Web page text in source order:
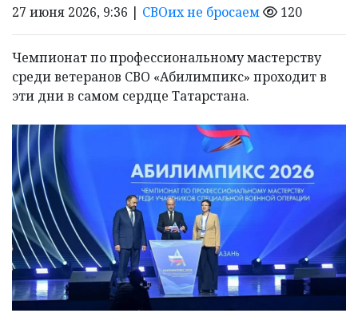
27 июня 2026, 9:36 | СВОих не бросаем 120
Чемпионат по профессиональному мастерству
среди ветеранов СВО «Абилимпикс» проходит в
эти дни в самом сердце Татарстана.